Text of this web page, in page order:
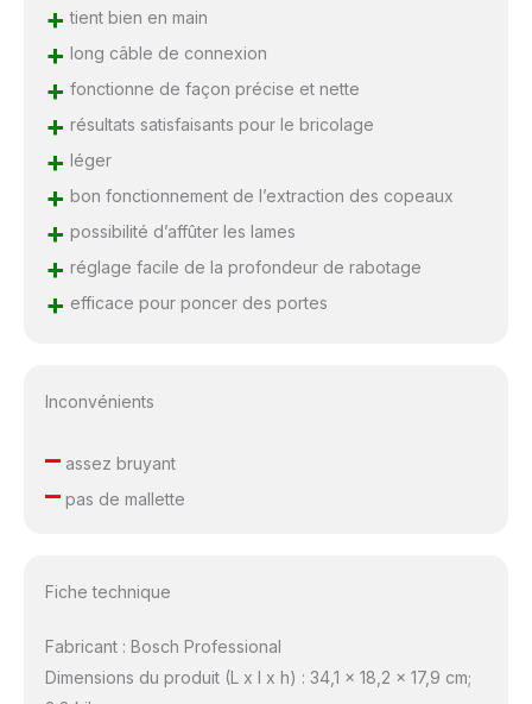
+ tient bien en main
+ long câble de connexion
+ fonctionne de façon précise et nette
+ résultats satisfaisants pour le bricolage
+ léger
+ bon fonctionnement de l’extraction des copeaux
+ possibilité d’affûter les lames
+ réglage facile de la profondeur de rabotage
+ efficace pour poncer des portes
Inconvénients
–assez bruyant
–pas de mallette
Fiche technique
Fabricant : Bosch Professional
Dimensions du produit (L x l x h) : 34,1 x 18,2 x 17,9 cm;